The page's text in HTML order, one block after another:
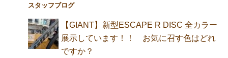
スタッフブログ
【GIANT】新型ESCAPE R DISC 全カラー
展示しています！！ お気に召す色はどれ
ですか？